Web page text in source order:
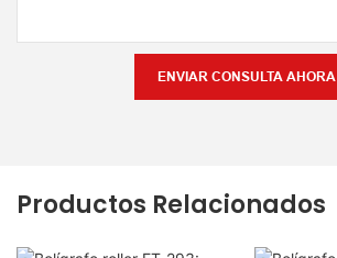
ENVIAR CONSULTA AHORA
Productos Relacionados